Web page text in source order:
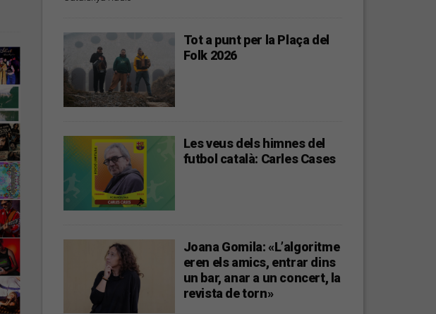
Tot a punt per la Plaça del
Folk 2026
Les veus dels himnes del
futbol català: Carles Cases
Joana Gomila: «L’algoritme
eren els amics, entrar dins
un bar, anar a un concert, la
revista de torn»